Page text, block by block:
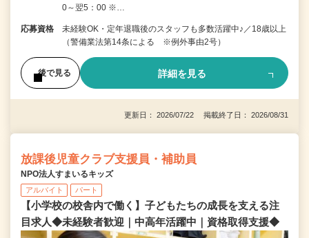
0～翌5：00 ※…
応募資格
未経験OK・定年退職後のスタッフも多数活躍中♪／18歳以上
（警備業法第14条による ※例外事由2号）
後で見る 詳細を見る
更新日： 2026/07/22 掲載終了日： 2026/08/31
放課後児童クラブ支援員・補助員
NPO法人すまいるキッズ
アルバイト パート
【小学校の校舎内で働く】子どもたちの成長を支える注
目求人◆未経験者歓迎｜中高年活躍中｜資格取得支援◆